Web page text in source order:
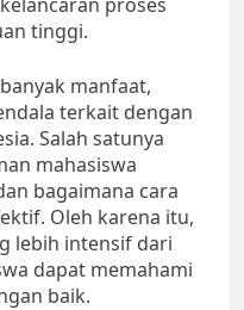
tinggi.
manfaat,
terkait dengan
Salah satunya
mahasiswa
bagaimana cara
Oleh karena itu,
lebih intensif dari
dapat memahami
baik.